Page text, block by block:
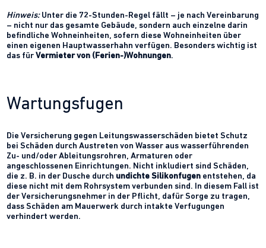
Hinweis:Unter die 72-Stunden-Regel fällt – je nach Vereinbarung
– nicht nur das gesamte Gebäude, sondern auch einzelne darin
befindliche Wohneinheiten, sofern diese Wohneinheiten über
einen eigenen Hauptwasserhahn verfügen. Besonders wichtig ist
das fürVermieter von (Ferien-)Wohnungen.
Wartungsfugen
Die Versicherung gegen Leitungswasserschäden bietet Schutz
bei Schäden durch Austreten von Wasser aus wasserführenden
Zu- und/oder Ableitungsrohren, Armaturen oder
angeschlossenen Einrichtungen. Nicht inkludiert sind Schäden,
die z. B. in der Dusche durch undichte Silikonfugen entstehen, da
diese nicht mit dem Rohrsystem verbunden sind. In diesem Fall ist
der Versicherungsnehmer in der Pflicht, dafür Sorge zu tragen,
dass Schäden am Mauerwerk durch intakte Verfugungen
verhindert werden.